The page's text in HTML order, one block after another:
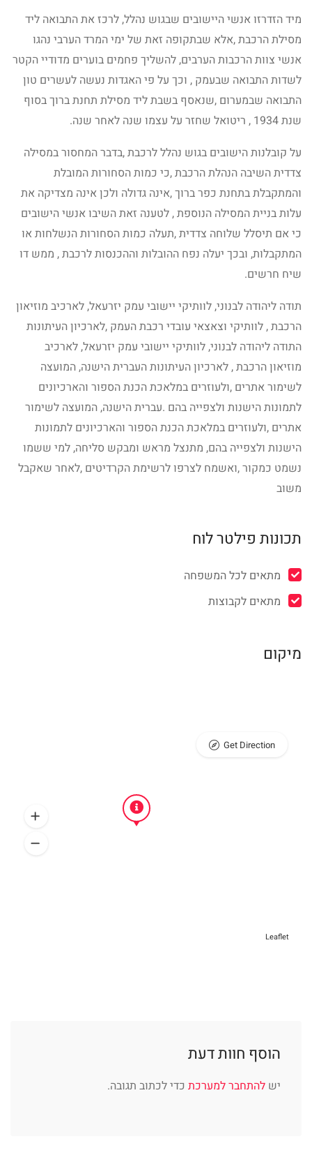
מיד הזדרזו אנשי היישובים שבגוש נהלל, לרכז את התבואה ליד
מסילת הרכבת ,אלא שבתקופה זאת של ימי המרד הערבי נהגו
אנשי צוות הרכבות הערבים, להשליך פחמים בוערים מדודיי הקטר
לשדות התבואה שבעמק , וכך על פי האגדות נעשה לעשרים טון
התבואה שבמערום ,שנאסף בשבת ליד מסילת תחנת ברוך בסוף
שנת 1934 , ריטואל שחזר על עצמו שנה לאחר שנה.
על קובלנות הישובים בגוש נהלל לרכבת ,בדבר המחסור במסילה
צדדית השיבה הנהלת הרכבת ,כי כמות הסחורות המובלת
והמתקבלת בתחנת כפר ברוך ,אינה גדולה ולכן אינה מצדיקה את
עלות בניית המסילה הנוספת , לטענה זאת השיבו אנשי הישובים
כי אם תיסלל שלוחה צדדית ,תעלה כמות הסחורות הנשלחות או
המתקבלות, ובכך יעלה נפח ההובלות וההכנסות לרכבת , ממש דו
שיח חרשים.
תודה ליהודה לבנוני, לוותיקי יישובי עמק יזרעאל, לארכיב מוזיאון
הרכבת , לוותיקי וצאצאי עובדי רכבת העמק ,לארכיון העיתונות
התודה ליהודה לבנוני, לוותיקי יישובי עמק יזרעאל, לארכיב
מוזיאון הרכבת , לארכיון העיתונות העברית הישנה, המועצה
לשימור אתרים ,ולעוזרים במלאכת הכנת הספור והארכיונים
לתמונות הישנות ולצפייה בהם .עברית הישנה, המועצה לשימור
אתרים ,ולעוזרים במלאכת הכנת הספור והארכיונים לתמונות
הישנות ולצפייה בהם, מתנצל מראש ומבקש סליחה, למי ששמו
נשמט כמקור ,ואשמח לצרפו לרשימת הקרדיטים ,לאחר שאקבל
משוב
תכונות פילטר לוח
מתאים לכל המשפחה
מתאים לקבוצות
מיקום
Leaflet
Get Direction
הוסף חוות דעת
יש להתחבר למערכת כדי לכתוב תגובה.